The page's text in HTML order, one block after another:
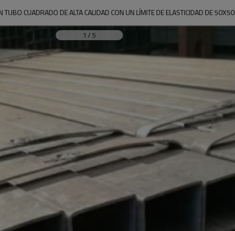
TUBO CUADRADO DE ALTA CALIDAD CON UN LÍMITE DE ELASTICIDAD DE 50X50
1 / 5